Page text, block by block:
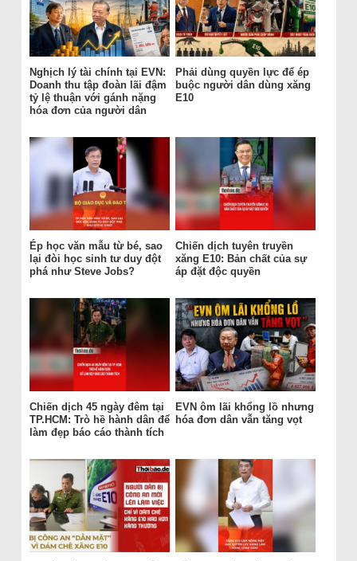
Nghịch lý tài chính tại EVN:
Doanh thu tập đoàn lãi đậm
tỷ lệ thuận với gánh nặng
hóa đơn của người dân
Phải dùng quyền lực để ép
buộc người dân dùng xăng
E10
Ép học văn mẫu từ bé, sao
lại đòi học sinh tư duy đột
phá như Steve Jobs?
Chiến dịch tuyên truyền
xăng E10: Bản chất của sự
áp đặt độc quyền
Chiến dịch 45 ngày đêm tại
TP.HCM: Trò hề hành dân để
làm đẹp báo cáo thành tích
EVN ôm lãi khổng lồ nhưng
hóa đơn dân vẫn tăng vọt